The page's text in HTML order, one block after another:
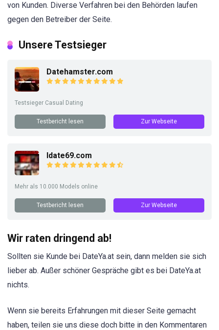
von Kunden. Diverse Verfahren bei den Behörden laufen
gegen den Betreiber der Seite.
Unsere Testsieger
Datehamster.com
Testsieger Casual Dating
Testbericht lesen Zur Webseite
Idate69.com
Mehr als 10.000 Models online
Testbericht lesen Zur Webseite
Wir raten dringend ab!
Sollten sie Kunde bei DateYa.at sein, dann melden sie sich
lieber ab. Außer schöner Gespräche gibt es bei DateYa.at
nichts.
Wenn sie bereits Erfahrungen mit dieser Seite gemacht
haben, teilen sie uns diese doch bitte in den Kommentaren